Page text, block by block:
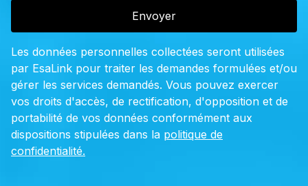
Envoyer
Les données personnelles collectées seront utilisées
par EsaLink pour traiter les demandes formulées et/ou
gérer les services demandés. Vous pouvez exercer
vos droits d'accès, de rectification, d'opposition et de
portabilité de vos données conformément aux
dispositions stipulées dans la politique de
confidentialité.